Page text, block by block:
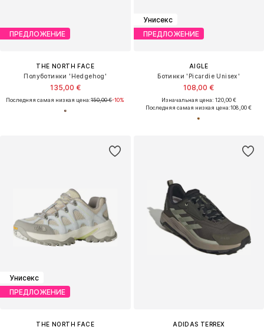
ПРЕДЛОЖЕНИЕ
THE NORTH FACE
Полуботинки 'Hedgehog'
135,00 €
Последняя самая низкая цена:150,00 €-10%
Унисекс
ПРЕДЛОЖЕНИЕ
AIGLE
Ботинки 'Picardie Unisex'
108,00 €
Изначальная цена: 120,00 €
Последняя самая низкая цена:108,00 €
Унисекс
ПРЕДЛОЖЕНИЕ
THE NORTH FACE
ADIDAS TERREX